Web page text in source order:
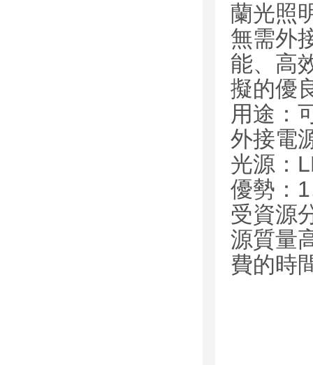
蘭光照
無需外
能、高
擬的優
用途：
外接電
光源：
優勢：
受資源
源質量
費的時